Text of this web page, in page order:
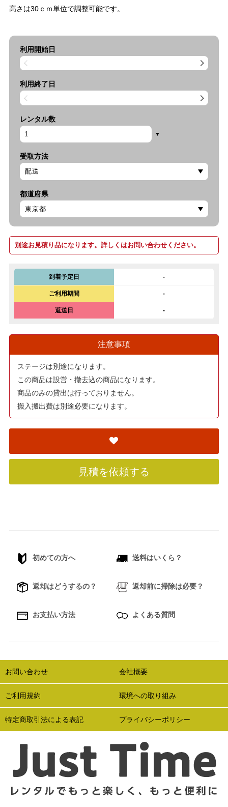
高さは30ｃｍ単位で調整可能です。
利用開始日
利用終了日
レンタル数
受取方法
都道府県
別途お見積り品になります。詳しくはお問い合わせください。
到着予定日 -
ご利用期間 -
返送日 -
注意事項
ステージは別途になります。
この商品は設営・撤去込の商品になります。
商品のみの貸出は行っておりません。
搬入搬出費は別途必要になります。
見積を依頼する
初めての方へ 送料はいくら？
返却はどうするの？ 返却前に掃除は必要？
お支払い方法 よくある質問
お問い合わせ 会社概要
ご利用規約 環境への取り組み
特定商取引法による表記 プライバシーポリシー